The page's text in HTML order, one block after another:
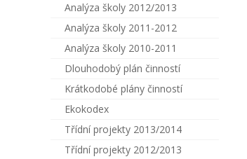
Analýza školy 2012/2013
Analýza školy 2011-2012
Analýza školy 2010-2011
Dlouhodobý plán činností
Krátkodobé plány činností
Ekokodex
Třídní projekty 2013/2014
Třídní projekty 2012/2013